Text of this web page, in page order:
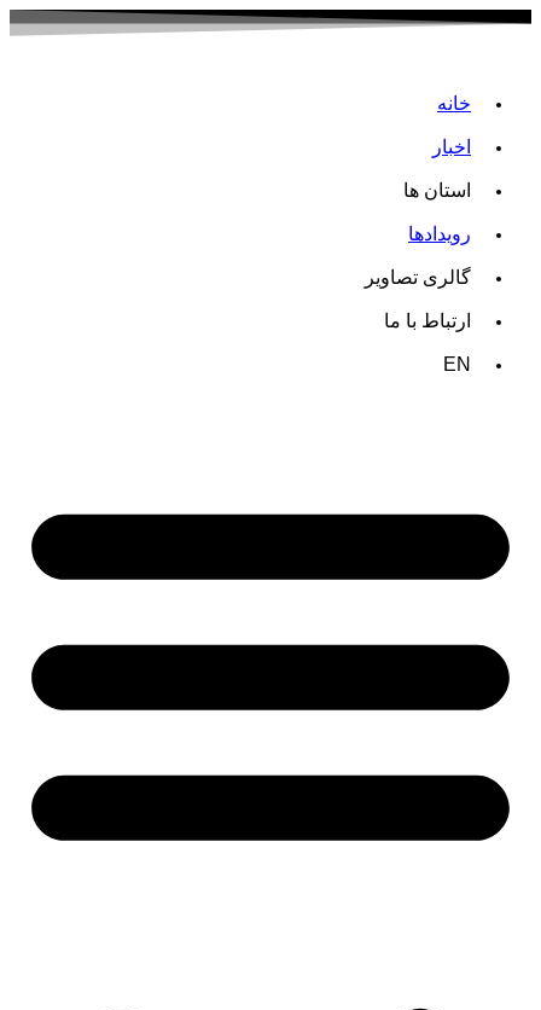
خانه
اخبار
استان ها
رویدادها
گالری تصاویر
ارتباط با ما
EN